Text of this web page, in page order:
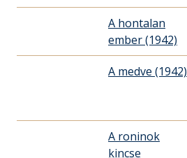
A hontalan
ember (1942)
A medve (1942)
A roninok
kincse